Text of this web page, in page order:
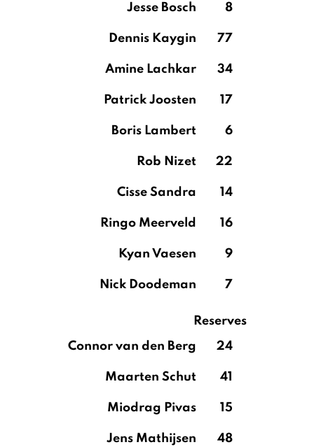
Jesse Bosch 8
Dennis Kaygin 77
Amine Lachkar 34
Patrick Joosten 17
Boris Lambert 6
Rob Nizet 22
Cisse Sandra 14
Ringo Meerveld 16
Kyan Vaesen 9
Nick Doodeman 7
Reserves
Connor van den Berg
24
Maarten Schut 41
Miodrag Pivas 15
Jens Mathijsen 48